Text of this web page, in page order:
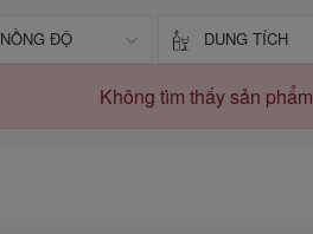
NỒNG ĐỘ DUNG TÍCH
Không tìm thấy sản phẩm